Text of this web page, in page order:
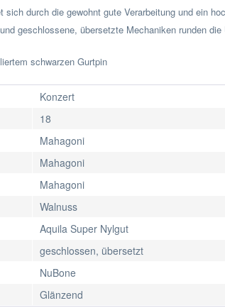
durch die gewohnt gute Verarbeitung und ein
geschlossene, übersetzte Mechaniken runden die
schwarzen Gurtpin
Konzert
18
Mahagoni
Mahagoni
Mahagoni
Walnuss
Aquila Super Nylgut
geschlossen, übersetzt
NuBone
Glänzend